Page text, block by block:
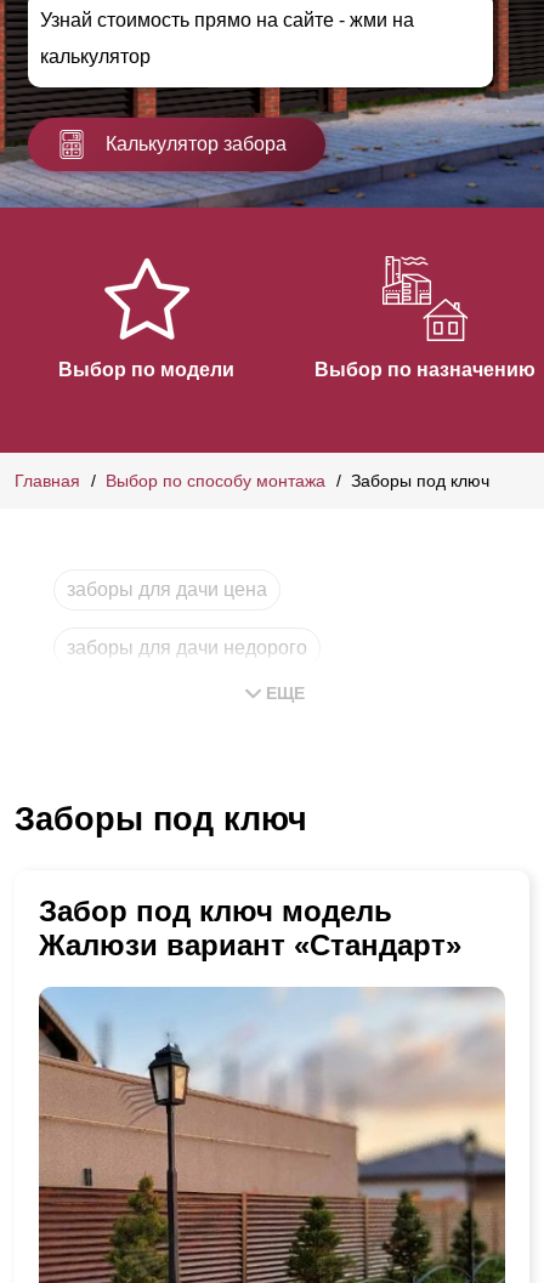
Узнай стоимость прямо на сайте - жми на
калькулятор
Калькулятор забора
Выбор по модели Выбор по назначению
Главная Выбор по способу монтажа Заборы под ключ
заборы для дачи цена
заборы для дачи недорого
заборы купить
забор с установкой в московской области
ЕЩЕ
Заборы под ключ
Забор под ключ модель
Жалюзи вариант «Стандарт»